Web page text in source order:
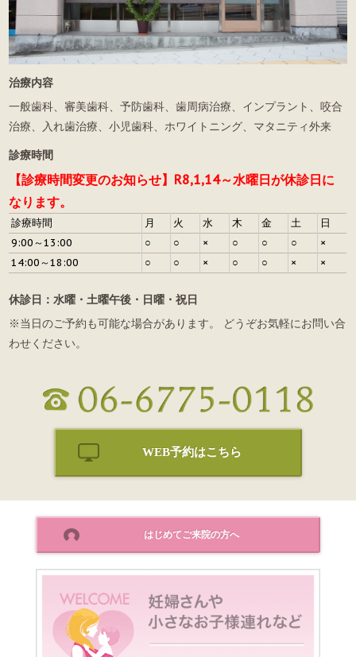
治療内容
一般歯科、審美歯科、予防歯科、歯周病治療、インプラント、咬合
治療、入れ歯治療、小児歯科、ホワイトニング、マタニティ外来
診療時間
【診療時間変更のお知らせ】R8,1,14～水曜日が休診日に
なります。
診療時間 月 火 水 木 金 土
日
9:00～13:00
○ ○ × ○ ○ ○
×
14:00～18:00
○ ○ × ○ ○ × ×
休診日：水曜・土曜午後・日曜・祝日
※当日のご予約も可能な場合があります。 どうぞお気軽にお問い合
わせください。
WEB予約はこちら
はじめてご来院の方へ